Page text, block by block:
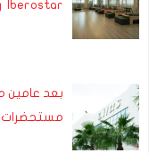
Iberostar رويال المنصور المهدية يطلق Pila…
مستحضرات